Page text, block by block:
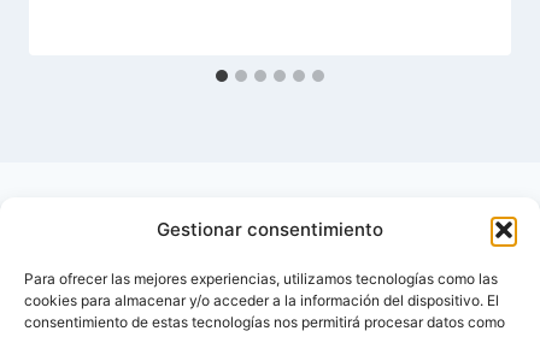
Gestionar consentimiento
Para ofrecer las mejores experiencias, utilizamos tecnologías como las
cookies para almacenar y/o acceder a la información del dispositivo. El
consentimiento de estas tecnologías nos permitirá procesar datos como